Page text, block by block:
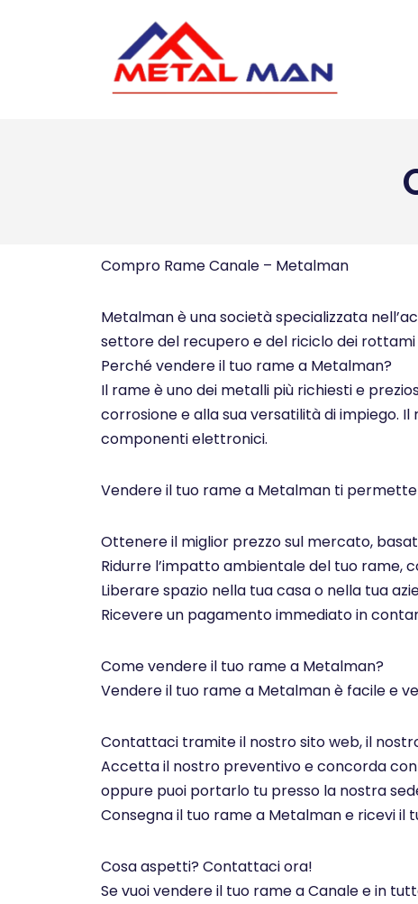
Compro Rame Canale – Metalman
Metalman è una società specializzata
settore del recupero e del riciclo dei
Perché vendere il tuo rame a Metalman?
Il rame è uno dei metalli più richiesti e
corrosione e alla sua versatilità di impiego.
componenti elettronici.
Vendere il tuo rame a Metalman ti permette
Ottenere il miglior prezzo sul mercato,
Ridurre l’impatto ambientale del tuo rame,
Liberare spazio nella tua casa o nella tua
Ricevere un pagamento immediato in
Come vendere il tuo rame a Metalman?
Vendere il tuo rame a Metalman è facile e
Contattaci tramite il nostro sito web, il
Accetta il nostro preventivo e concorda
oppure puoi portarlo tu presso la nostra
Consegna il tuo rame a Metalman e ricevi
Cosa aspetti? Contattaci ora!
Se vuoi vendere il tuo rame a Canale e in